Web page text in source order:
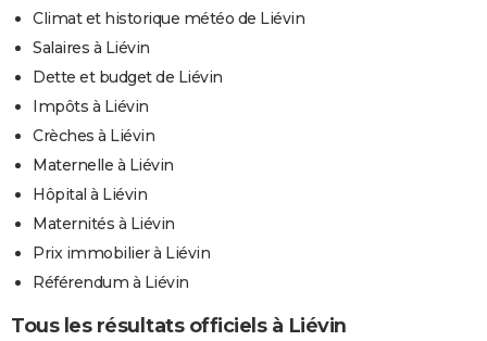
Climat et historique météo de Liévin
Salaires à Liévin
Dette et budget de Liévin
Impôts à Liévin
Crèches à Liévin
Maternelle à Liévin
Hôpital à Liévin
Maternités à Liévin
Prix immobilier à Liévin
Référendum à Liévin
Tous les résultats officiels à Liévin